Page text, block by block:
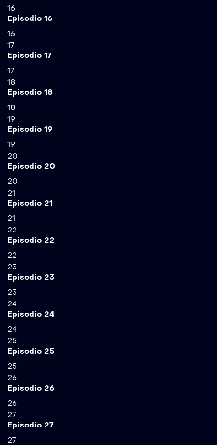
16
Episodio 16
16
17
Episodio 17
17
18
Episodio 18
18
19
Episodio 19
19
20
Episodio 20
20
21
Episodio 21
21
22
Episodio 22
22
23
Episodio 23
23
24
Episodio 24
24
25
Episodio 25
25
26
Episodio 26
26
27
Episodio 27
27